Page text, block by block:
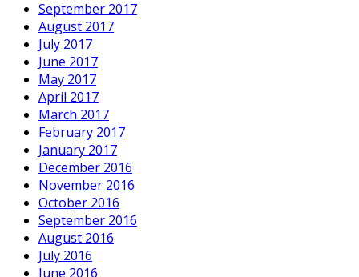
September 2017
August 2017
July 2017
June 2017
May 2017
April 2017
March 2017
February 2017
January 2017
December 2016
November 2016
October 2016
September 2016
August 2016
July 2016
June 2016